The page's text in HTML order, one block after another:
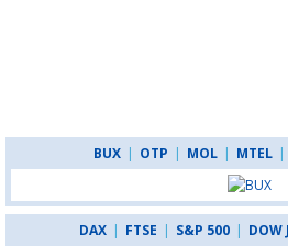
BUX | OTP | MOL | MTEL |
DAX | FTSE | S&P 500 | DOW